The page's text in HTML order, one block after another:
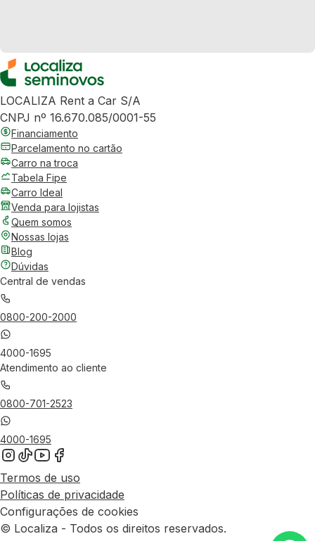
LOCALIZA Rent a Car S/A
CNPJ nº 16.670.085/0001-55
Financiamento
Parcelamento no cartão
Carro na troca
Tabela Fipe
Carro Ideal
Venda para lojistas
Quem somos
Nossas lojas
Blog
Dúvidas
Central de vendas
0800-200-2000
4000-1695
Atendimento ao cliente
0800-701-2523
4000-1695
Termos de uso
Políticas de privacidade
Configurações de cookies
© Localiza - Todos os direitos reservados.